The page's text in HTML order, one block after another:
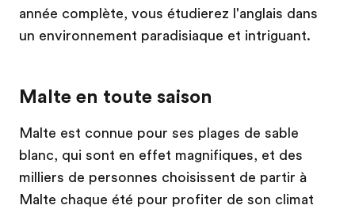
année complète, vous étudierez l'anglais dans
un environnement paradisiaque et intriguant.
Malte en toute saison
Malte est connue pour ses plages de sable
blanc, qui sont en effet magnifiques, et des
milliers de personnes choisissent de partir à
Malte chaque été pour profiter de son climat